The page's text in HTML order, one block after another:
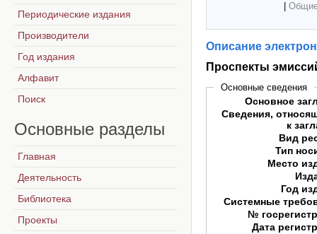
Описание
Проспекты
Основные сведения
Основное
Сведения,
к
Вид
Тип
Место
Год
Системные
№
Дата
Периодические издания
Производители
Год издания
Алфавит
Поиск
Основные разделы
Главная
Деятельность
Библиотека
Проекты